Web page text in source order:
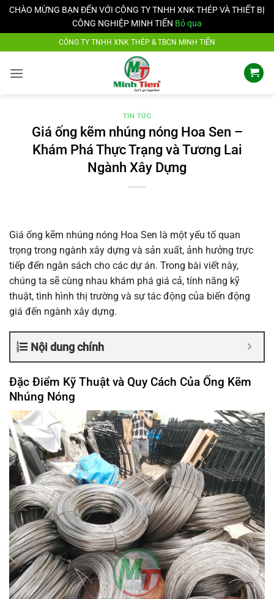
CHÀO MỪNG BẠN ĐẾN VỚI CÔNG TY TNHH XNK THÉP VÀ THIẾT BỊ
CÔNG NGHIỆP MINH TIẾN Bỏ qua
nội
CÔNG TY TNHH XNK THÉP & TBCN MINH TIẾN
TIN TỨC
Giá ống kẽm nhúng nóng Hoa Sen –
Khám Phá Thực Trạng và Tương Lai
Ngành Xây Dựng
Giá ống kẽm nhúng nóng Hoa Sen là một yếu tố quan
trọng trong ngành xây dựng và sản xuất, ảnh hưởng trực
tiếp đến ngân sách cho các dự án. Trong bài viết này,
chúng ta sẽ cùng nhau khám phá giá cả, tính năng kỹ
thuật, tình hình thị trường và sự tác động của biến động
giá đến ngành xây dựng.
Nội dung chính
Đặc Điểm Kỹ Thuật và Quy Cách Của Ống Kẽm
Nhúng Nóng